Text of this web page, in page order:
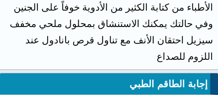
الأطباء من كتابة الكثير من الأدوية خوفاً على الجنين
وفي حالتك يمكنك الاستنشاق بمحلول ملحي مخفف
سيزيل احتقان الأنف مع تناول قرص بانادول عند
اللزوم للصداع
إجابة الطاقم الطبي